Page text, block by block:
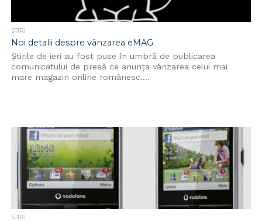
STIRI
Noi detalii despre vânzarea eMAG
Știrile de ieri au fost puse în umbră de publicarea
comunicatului de presă ce anunța vânzarea celui mai
mare magazin online românesc....
STIRI